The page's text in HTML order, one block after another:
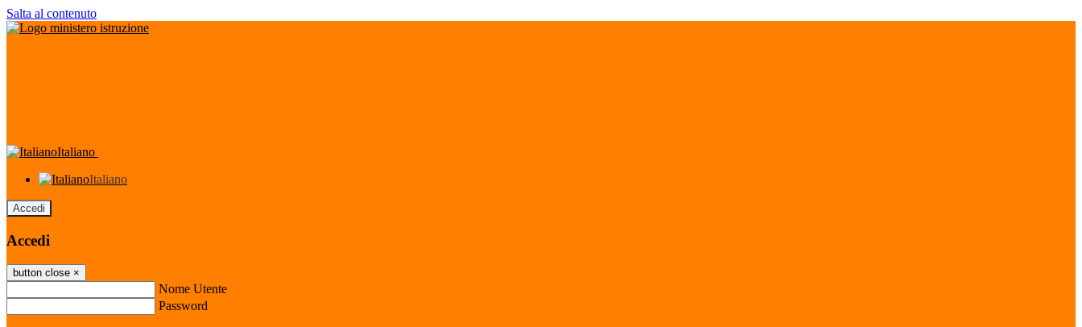
Salta al contenuto
Italiano
Italiano
Accedi
Accedi
button close ×
Nome Utente
Password